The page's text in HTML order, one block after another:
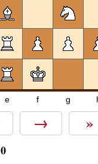
e f g
→ »
0